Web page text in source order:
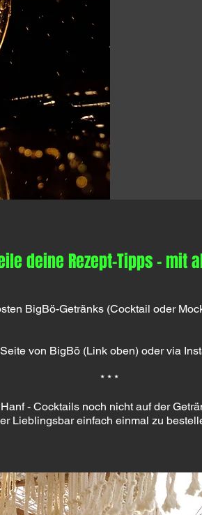
deine Rezept-Tipps - mit
BigBö-Getränks (Cocktail oder
von BigBö (Link oben) oder via
* * *
- Cocktails noch nicht auf der
Lieblingsbar einfach einmal zu